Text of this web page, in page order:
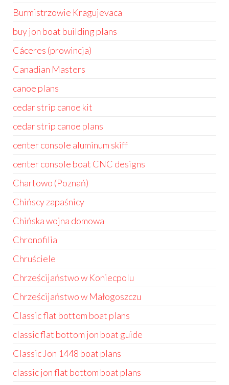
Burmistrzowie Kragujevaca
buy jon boat building plans
Cáceres (prowincja)
Canadian Masters
canoe plans
cedar strip canoe kit
cedar strip canoe plans
center console aluminum skiff
center console boat CNC designs
Chartowo (Poznań)
Chińscy zapaśnicy
Chińska wojna domowa
Chronofilia
Chruściele
Chrześcijaństwo w Koniecpolu
Chrześcijaństwo w Małogoszczu
Classic flat bottom boat plans
classic flat bottom jon boat guide
Classic Jon 1448 boat plans
classic jon flat bottom boat plans